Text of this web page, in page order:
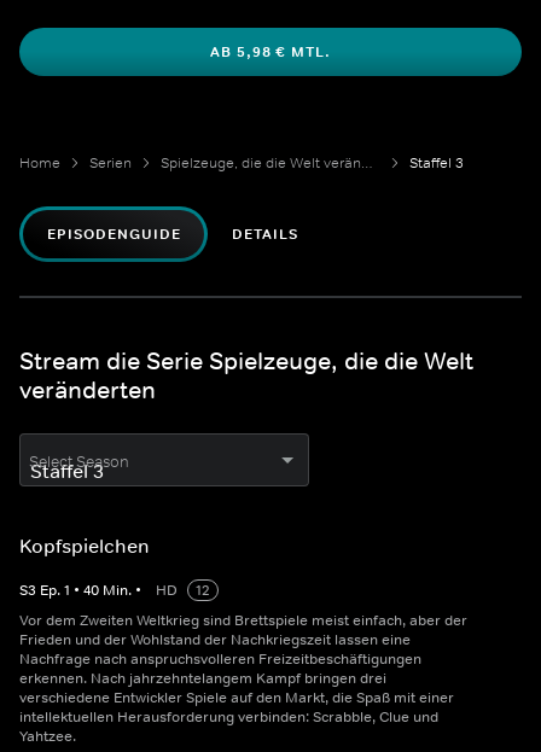
AB 5,98 € MTL.
Home Serien Spielzeuge, die die Welt veränderten Staffel 3
EPISODENGUIDE DETAILS
Stream die Serie Spielzeuge, die die Welt
veränderten
Select Season
Kopfspielchen
S3 Ep.1 • 40 Min. • HD
12
Vor dem Zweiten Weltkrieg sind Brettspiele meist einfach, aber der
Frieden und der Wohlstand der Nachkriegszeit lassen eine
Nachfrage nach anspruchsvolleren Freizeitbeschäftigungen
erkennen. Nach jahrzehntelangem Kampf bringen drei
verschiedene Entwickler Spiele auf den Markt, die Spaß mit einer
intellektuellen Herausforderung verbinden: Scrabble, Clue und
Yahtzee.